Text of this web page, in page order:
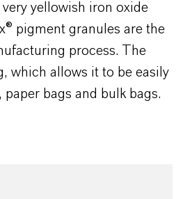
yellowish iron oxide
pigment granules are the
process. The
which allows it to be easily
bags and bulk bags.